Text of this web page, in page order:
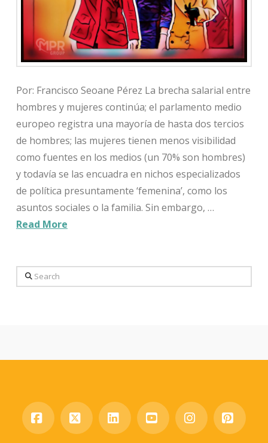
Por: Francisco Seoane Pérez La brecha salarial entre
hombres y mujeres continúa; el parlamento medio
europeo registra una mayoría de hasta dos tercios
de hombres; las mujeres tienen menos visibilidad
como fuentes en los medios (un 70% son hombres)
y todavía se las encuadra en nichos especializados
de política presuntamente ‘femenina’, como los
asuntos sociales o la familia. Sin embargo, …
Read More
Search